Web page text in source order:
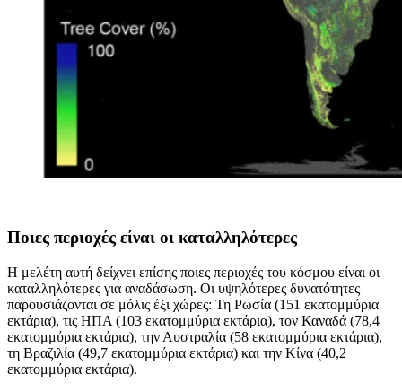
Ποιες περιοχές είναι οι καταλληλότερες
Η μελέτη αυτή δείχνει επίσης ποιες περιοχές του κόσμου είναι οι
καταλληλότερες για αναδάσωση. Οι υψηλότερες δυνατότητες
παρουσιάζονται σε μόλις έξι χώρες: Τη Ρωσία (151 εκατομμύρια
εκτάρια), τις ΗΠΑ (103 εκατομμύρια εκτάρια), τον Καναδά (78,4
εκατομμύρια εκτάρια), την Αυστραλία (58 εκατομμύρια εκτάρια),
τη Βραζιλία (49,7 εκατομμύρια εκτάρια) και την Κίνα (40,2
εκατομμύρια εκτάρια).